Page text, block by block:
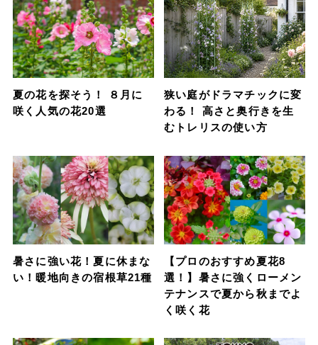
夏の花を探そう！ ８月に
咲く人気の花20選
狭い庭がドラマチックに変
わる！ 高さと奥行きを生
むトレリスの使い方
暑さに強い花！夏に休まな
い！暖地向きの宿根草21種
【プロのおすすめ夏花8
選！】暑さに強くローメン
テナンスで夏から秋までよ
く咲く花